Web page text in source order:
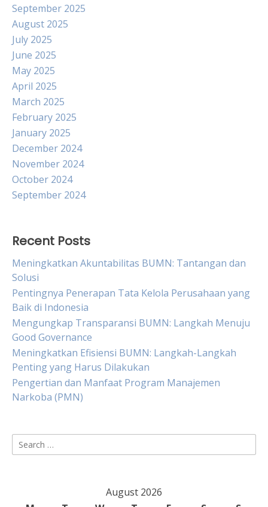
September 2025
August 2025
July 2025
June 2025
May 2025
April 2025
March 2025
February 2025
January 2025
December 2024
November 2024
October 2024
September 2024
Recent Posts
Meningkatkan Akuntabilitas BUMN: Tantangan dan
Solusi
Pentingnya Penerapan Tata Kelola Perusahaan yang
Baik di Indonesia
Mengungkap Transparansi BUMN: Langkah Menuju
Good Governance
Meningkatkan Efisiensi BUMN: Langkah-Langkah
Penting yang Harus Dilakukan
Pengertian dan Manfaat Program Manajemen
Narkoba (PMN)
Search
for:
August 2026